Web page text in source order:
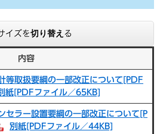
イズを切り替える
内容
等取扱要綱の一部改正について[PDF
紙[PDFファイル／65KB]
セラー設置要綱の一部改正について[P
別紙[PDFファイル／44KB]